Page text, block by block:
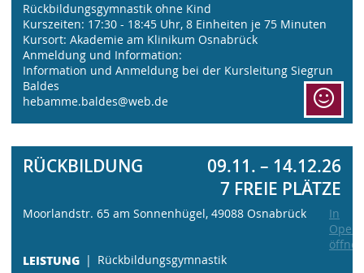
Rückbildungsgymnastik ohne Kind
Kurszeiten: 17:30 - 18:45 Uhr, 8 Einheiten je 75 Minuten
Kursort: Akademie am Klinikum Osnabrück
Anmeldung und Information:
Information und Anmeldung bei der Kursleitung Siegrun
Baldes
hebamme.baldes@web.de
RÜCKBILDUNG
09.11. – 14.12.26
7 FREIE PLÄTZE
Moorlandstr. 65 am Sonnenhügel, 49088 Osnabrück
In
öffnen
LEISTUNG
Rückbildungsgymnastik